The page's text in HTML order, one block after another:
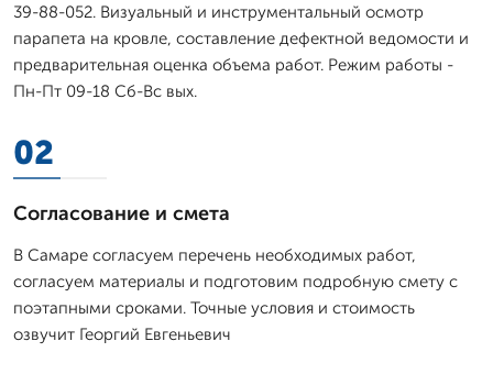
39-88-052. Визуальный и инструментальный осмотр
парапета на кровле, составление дефектной ведомости и
предварительная оценка объема работ. Режим работы -
Пн-Пт 09-18 Сб-Вс вых.
02
Согласование и смета
В Самаре согласуем перечень необходимых работ,
согласуем материалы и подготовим подробную смету с
поэтапными сроками. Точные условия и стоимость
озвучит Георгий Евгеньевич